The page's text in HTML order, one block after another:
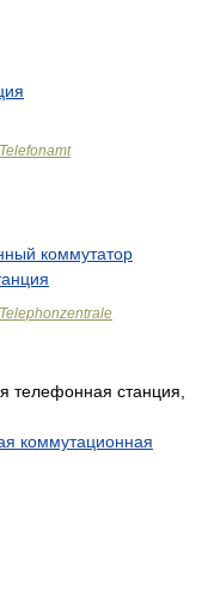
Telefonamt
коммутатор
Telephonzentrale
телефонная станция,
коммутационная